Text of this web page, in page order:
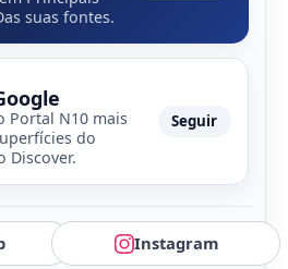
suas fontes.
Portal N10 mais
do
Discover.
Seguir
Instagram